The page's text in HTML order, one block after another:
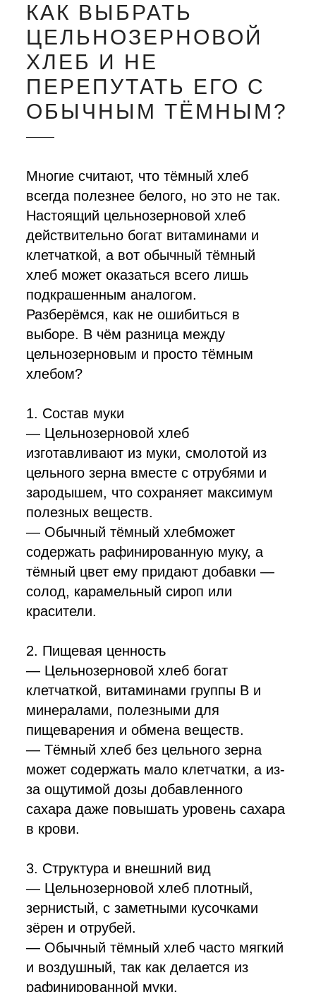
КАК ВЫБРАТЬ
ЦЕЛЬНОЗЕРНОВОЙ
ХЛЕБ И НЕ
ПЕРЕПУТАТЬ ЕГО С
ОБЫЧНЫМ ТЁМНЫМ?
Многие считают, что тёмный хлеб
всегда полезнее белого, но это не так.
Настоящий цельнозерновой хлеб
действительно богат витаминами и
клетчаткой, а вот обычный тёмный
хлеб может оказаться всего лишь
подкрашенным аналогом.
Разберёмся, как не ошибиться в
выборе. В чём разница между
цельнозерновым и просто тёмным
хлебом?
1. Состав муки
— Цельнозерновой хлеб
изготавливают из муки, смолотой из
цельного зерна вместе с отрубями и
зародышем, что сохраняет максимум
полезных веществ.
— Обычный тёмный хлебможет
содержать рафинированную муку, а
тёмный цвет ему придают добавки —
солод, карамельный сироп или
красители.
2. Пищевая ценность
— Цельнозерновой хлеб богат
клетчаткой, витаминами группы B и
минералами, полезными для
пищеварения и обмена веществ.
— Тёмный хлеб без цельного зерна
может содержать мало клетчатки, а из-
за ощутимой дозы добавленного
сахара даже повышать уровень сахара
в крови.
3. Структура и внешний вид
— Цельнозерновой хлеб плотный,
зернистый, с заметными кусочками
зёрен и отрубей.
— Обычный тёмный хлеб часто мягкий
и воздушный, так как делается из
рафинированной муки.